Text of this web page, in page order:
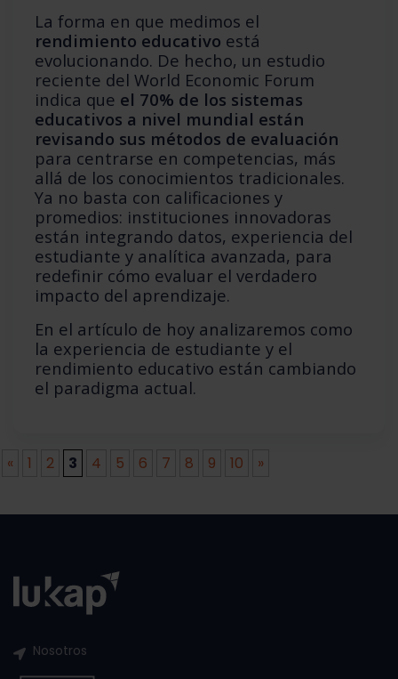
La forma en que medimos el
rendimiento educativo está
evolucionando. De hecho, un estudio
reciente del World Economic Forum
indica que el 70% de los sistemas
educativos a nivel mundial están
revisando sus métodos de evaluación
para centrarse en competencias, más
allá de los conocimientos tradicionales.
Ya no basta con calificaciones y
promedios: instituciones innovadoras
están integrando datos, experiencia del
estudiante y analítica avanzada, para
redefinir cómo evaluar el verdadero
impacto del aprendizaje.
En el artículo de hoy analizaremos como
la experiencia de estudiante y el
rendimiento educativo están cambiando
el paradigma actual.
« 1 2 3 4 5 6 7 8 9 10 »
Nosotros